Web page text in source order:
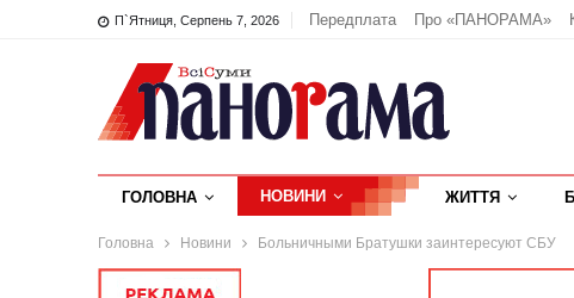
П`ятниця, Серпень 7, 2026 Передплата Про «ПАНОРАМА»
ГОЛОВНА НОВИНИ ЖИТТЯ
Головна Новини Больничными Братушки заинтересуют СБУ